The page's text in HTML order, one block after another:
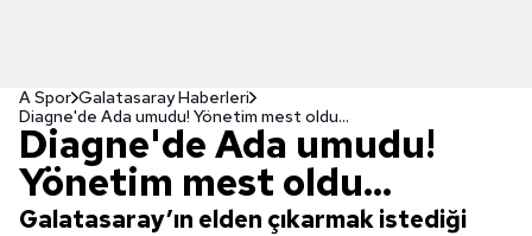
A Spor Galatasaray Haberleri
Diagne'de Ada umudu! Yönetim mest oldu...
Diagne'de Ada umudu!
Yönetim mest oldu...
Galatasaray’ın elden çıkarmak istediği